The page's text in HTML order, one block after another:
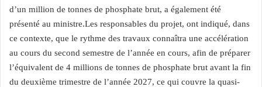
d’un million de tonnes de phosphate brut, a également été
présenté au ministre.Les responsables du projet, ont indiqué, dans
ce contexte, que le rythme des travaux connaîtra une accélération
au cours du second semestre de l’année en cours, afin de préparer
l’équivalent de 4 millions de tonnes de phosphate brut avant la fin
du deuxième trimestre de l’année 2027, ce qui couvre la quasi-